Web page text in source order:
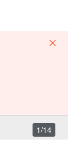
1/14